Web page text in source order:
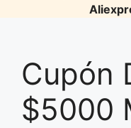
Cupón
$5000